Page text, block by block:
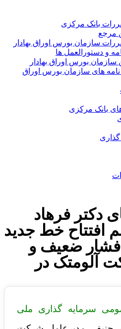
بانک مرکزی
مرجع
سازمان بورس اوراق بهادار
و دستورالعمل ها
سازمان بورس اوراق بهادار
های سازمان بورس اوراق
های بانک مرکزی
دکتر فرهاد
افتتاح خط جدید
فشار ضعیف و
آلومتک در
سرمایه گذاری ملی